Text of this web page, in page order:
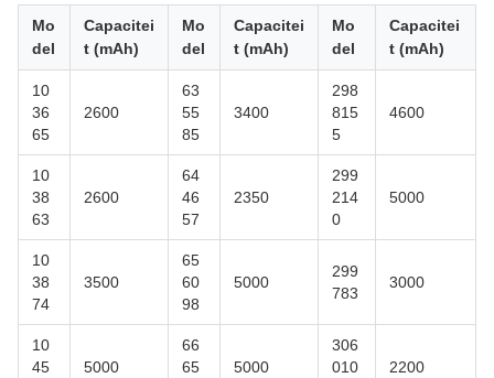
Mo
del
Capacitei
t (mAh)
Mo
del
Capacitei
t (mAh)
Mo
del
Capacitei
t (mAh)
10
36
65
2600
63
55
85
3400
298
815
5
4600
10
38
63
2600
64
46
57
2350
299
214
0
5000
10
38
74
3500
65
60
98
5000
299
783
3000
10
45
5000
66
65
5000
306
010
2200